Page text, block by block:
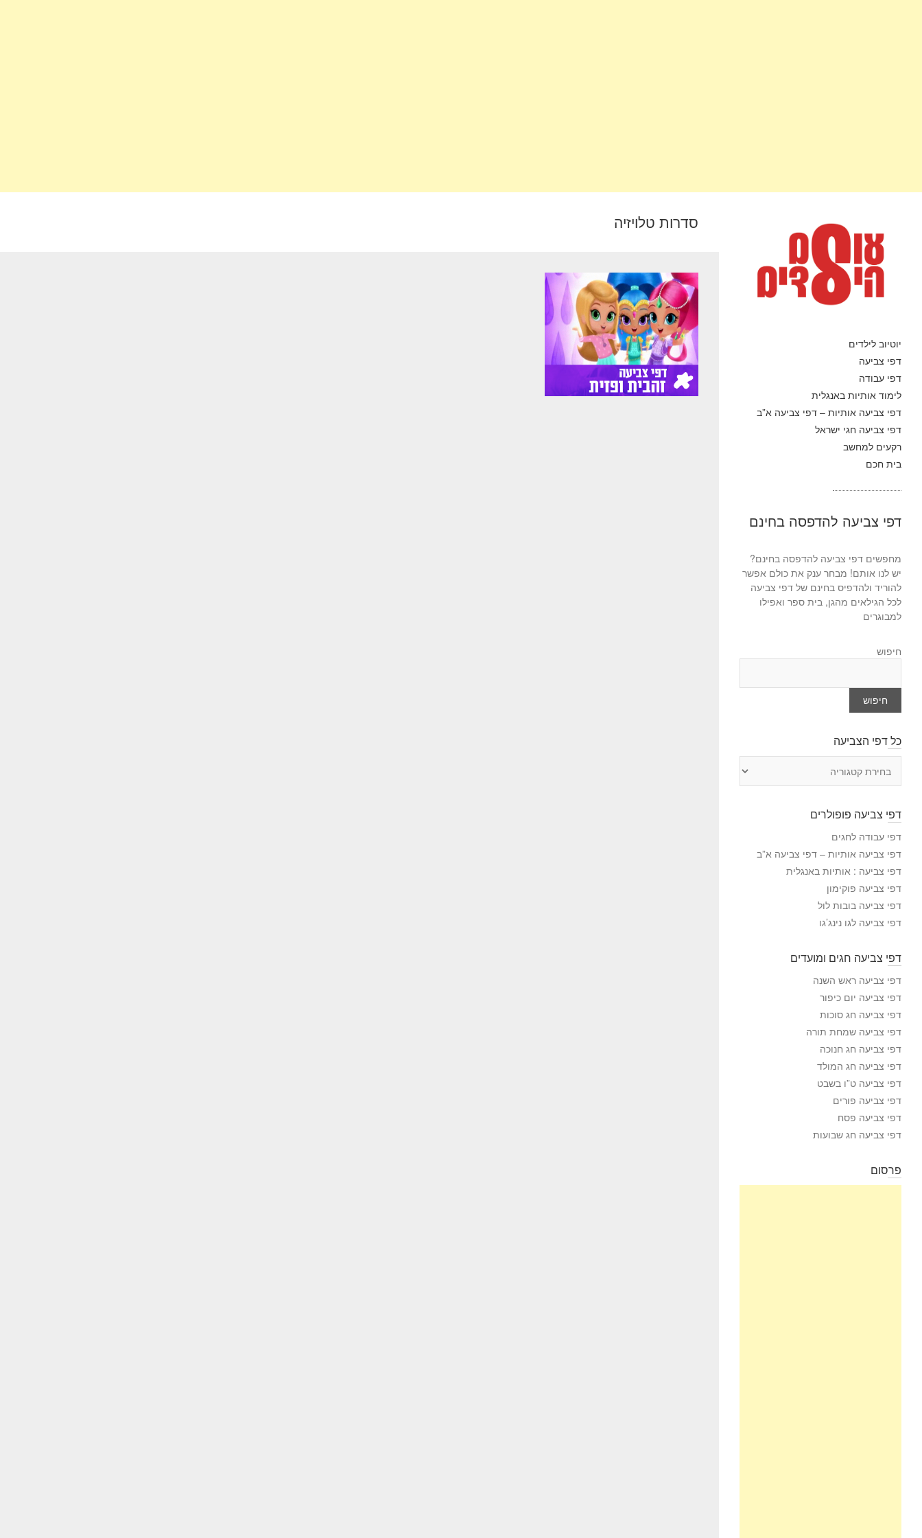
יוטיוב לילדים
דפי צביעה
דפי עבודה
לימוד אותיות באנגלית
דפי צביעה אותיות – דפי צביעה א”ב
דפי צביעה חגי ישראל
רקעים למחשב
בית חכם
סדרות טלויזיה
דפי צביעה להדפסה בחינם
מחפשים דפי צביעה להדפסה בחינם?
יש לנו אותם! מבחר ענק את כולם אפשר
להוריד ולהדפיס בחינם של דפי צביעה
לכל הגילאים מהגן, בית ספר ואפילו
למבוגרים
חיפוש
חיפוש
כל דפי הצביעה
י
ה
צ
י
ע
ה
דפי צביעה פופולרים
דפי עבודה לחגים
דפי צביעה אותיות – דפי צביעה א”ב
דפי צביעה : אותיות באנגלית
דפי צביעה פוקימון
דפי צביעה בובות לול
דפי צביעה לגו נינג’גו
דפי צביעה חגים ומועדים
דפי צביעה ראש השנה
דפי צביעה יום כיפור
דפי צביעה חג סוכות
דפי צביעה שמחת תורה
דפי צביעה חג חנוכה
דפי צביעה חג המולד
דפי צביעה ט”ו בשבט
דפי צביעה פורים
דפי צביעה פסח
דפי צביעה חג שבועות
פרסום